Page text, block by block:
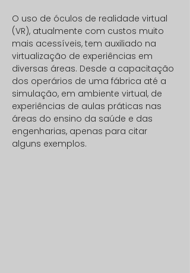
O uso de óculos de realidade virtual
(VR), atualmente com custos muito
mais acessíveis, tem auxiliado na
virtualização de experiências em
diversas áreas. Desde a capacitação
dos operários de uma fábrica até a
simulação, em ambiente virtual, de
experiências de aulas práticas nas
áreas do ensino da saúde e das
engenharias, apenas para citar
alguns exemplos.